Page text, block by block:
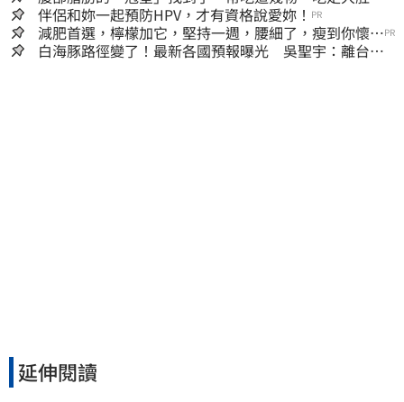
囊，瘦出小蠻腰
伴侶和妳一起預防HPV，才有資格說愛妳！ PR
減肥首選，檸檬加它，堅持一週，腰細了，瘦到你懷疑
人生
PR
白海豚路徑變了！最新各國預報曝光 吳聖宇：離台灣
延伸閱讀